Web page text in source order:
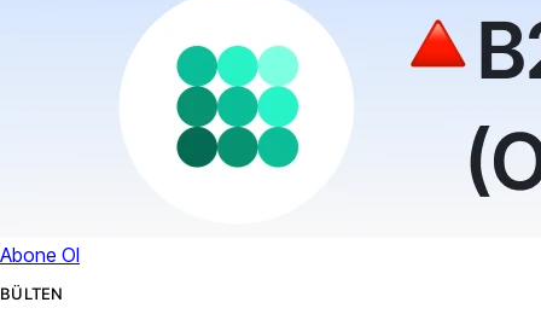
Abone Ol
BÜLTEN